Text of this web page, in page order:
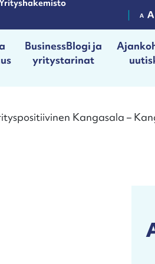
Yrityshakemisto
BusinessBlogi ja
yritystarinat
Kangasala –